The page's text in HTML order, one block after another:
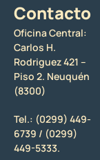
Contacto
Oficina Central:
Carlos H.
Rodriguez 421 –
Piso 2. Neuquén
(8300)
Tel.: (0299) 449-
6739 / (0299)
449-5333.